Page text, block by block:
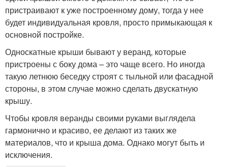
пристраивают к уже построенному дому, тогда у нее
будет индивидуальная кровля, просто примыкающая к
основной постройке.
Односкатные крыши бывают у веранд, которые
пристроены с боку дома – это чаще всего. Но иногда
такую летнюю беседку строят с тыльной или фасадной
стороны, в этом случае можно сделать двускатную
крышу.
Чтобы кровля веранды своими руками выглядела
гармонично и красиво, ее делают из таких же
материалов, что и крыша дома. Однако могут быть и
исключения.